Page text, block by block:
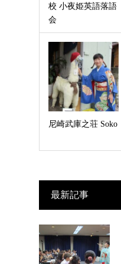
校 小夜姫英語落語
会
尼崎武庫之荘 Soko
最新記事